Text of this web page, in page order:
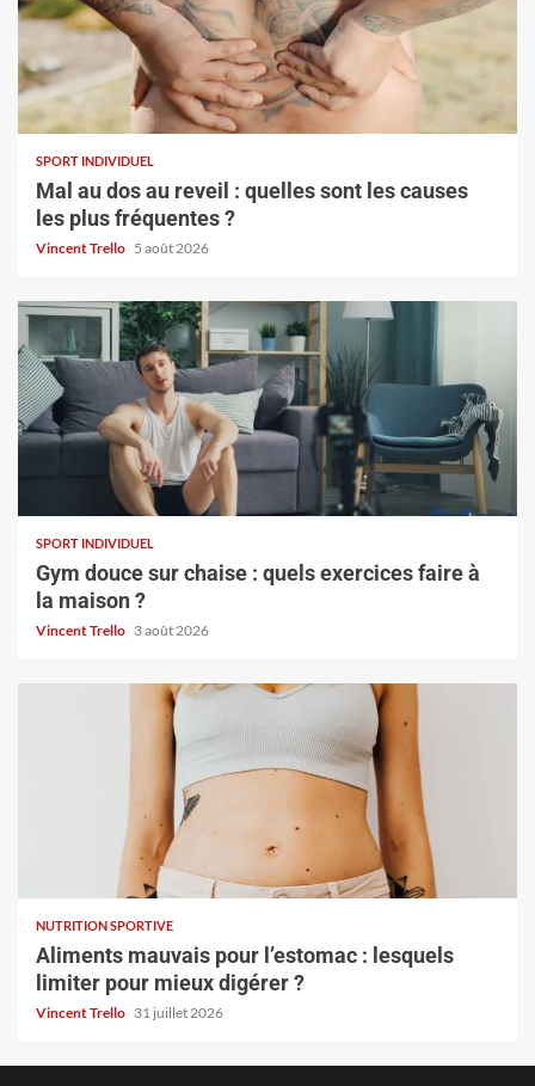
SPORT INDIVIDUEL
Mal au dos au reveil : quelles sont les causes
les plus fréquentes ?
Vincent Trello 5 août 2026
SPORT INDIVIDUEL
Gym douce sur chaise : quels exercices faire à
la maison ?
Vincent Trello 3 août 2026
NUTRITION SPORTIVE
Aliments mauvais pour l’estomac : lesquels
limiter pour mieux digérer ?
Vincent Trello 31 juillet 2026